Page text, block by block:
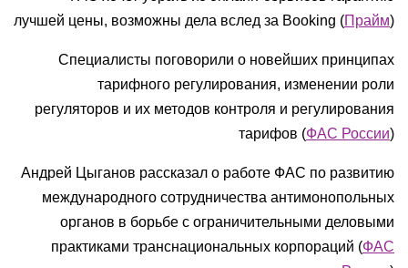
лучшей цены, возможны дела вслед за Booking (Прайм)
Специалисты поговорили о новейших принципах
тарифного регулирования, изменении роли
регуляторов и их методов контроля и регулирования
тарифов (ФАС России)
Андрей Цыганов рассказал о работе ФАС по развитию
международного сотрудничества антимонопольных
органов в борьбе с ограничительными деловыми
практиками транснациональных корпораций (ФАС